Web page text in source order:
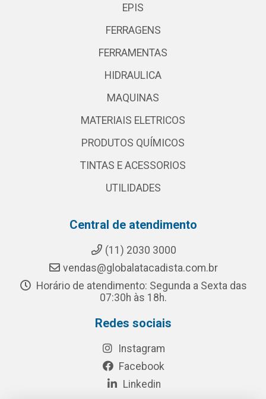
EPIS
FERRAGENS
FERRAMENTAS
HIDRAULICA
MAQUINAS
MATERIAIS ELETRICOS
PRODUTOS QUÍMICOS
TINTAS E ACESSORIOS
UTILIDADES
Central de atendimento
(11) 2030 3000
vendas@globalatacadista.com.br
Horário de atendimento: Segunda a Sexta das
07:30h às 18h.
Redes sociais
Instagram
Facebook
Linkedin